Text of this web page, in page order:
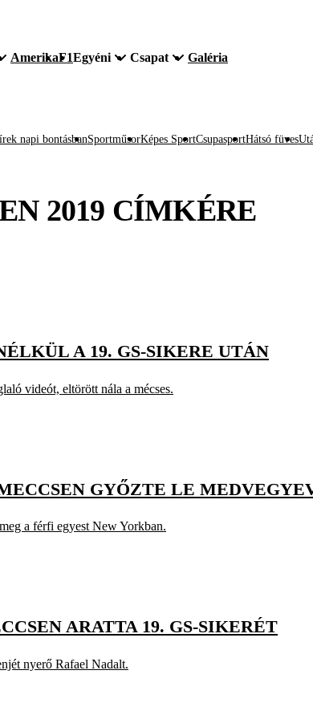
AmerikaF1Egyéni Csapat Galéria
napi bontásbanSportműsorKépes SportCsupasportHátsó füves
2019 CÍMKÉRE
A 19. GS-SIKERE UTÁN
videót, eltörött nála a mécses.
GYŐZTE LE
a férfi egyest New Yorkban.
ARATTA 19. GS-SIKERÉT
nyerő Rafael Nadalt.